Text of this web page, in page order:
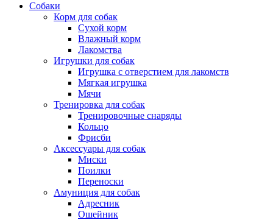
Собаки
Корм для собак
Сухой корм
Влажный корм
Лакомства
Игрушки для собак
Игрушка с отверстием для лакомств
Мягкая игрушка
Мячи
Тренировка для собак
Тренировочные снаряды
Кольцо
Фрисби
Аксессуары для собак
Миски
Поилки
Переноски
Амуниция для собак
Адресник
Ошейник